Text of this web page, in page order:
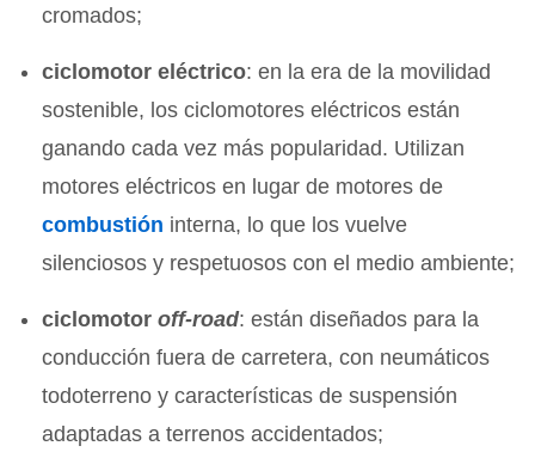
cromados;
ciclomotor eléctrico: en la era de la movilidad
sostenible, los ciclomotores eléctricos están
ganando cada vez más popularidad. Utilizan
motores eléctricos en lugar de motores de
combustión interna, lo que los vuelve
silenciosos y respetuosos con el medio ambiente;
ciclomotoroff-road: están diseñados para la
conducción fuera de carretera, con neumáticos
todoterreno y características de suspensión
adaptadas a terrenos accidentados;